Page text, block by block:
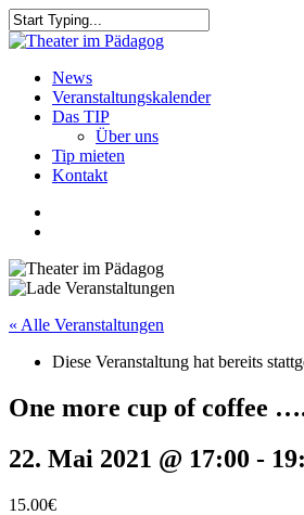
Skip
to
content
Close
search
Menu
News
Veranstaltungskalender
Das TIP
Über uns
Tip mieten
Kontakt
« Alle Veranstaltungen
Diese Veranstaltung hat bereits
One more cup of coffee
22. Mai 2021 @ 17:00 -
15.00€